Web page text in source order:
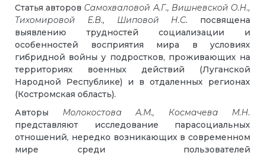
Статья авторов Самохваловой А.Г., Вишневской О.Н.,
Тихомировой Е.В., Шиповой Н.С. посвящена
выявлению трудностей социализации и
особенностей восприятия мира в условиях
гибридной войны у подростков, проживающих на
территориях военных действий (Луганской
Народной Республике) и в отдаленных регионах
(Костромская область).
Авторы Молокостова А.М., Космачева М.Н.
представляют исследование парасоциальных
отношений, нередко возникающих в современном
мире среди пользователей